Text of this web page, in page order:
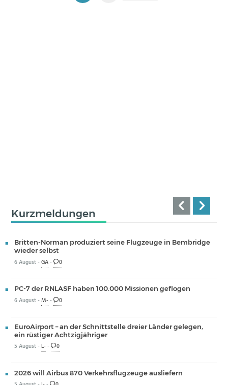
Kurzmeldungen
Britten-Norman produziert seine Flugzeuge in Bembridge
wieder selbst
6 August -GA- 0
PC-7 der RNLASF haben 100.000 Missionen geflogen
6 August -M-- 0
EuroAirport – an der Schnittstelle dreier Länder gelegen,
ein rüstiger Achtzigjähriger
5 August -L-- 0
2026 will Airbus 870 Verkehrsflugzeuge ausliefern